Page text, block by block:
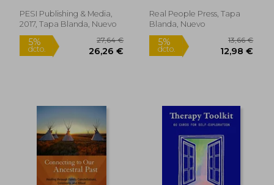
Anxiety, Depression,
Ptsd & Substance
Schwartz, Richard D.
PESI Publishing & Media,
2017, Tapa Blanda, Nuevo
Real People Press, Tapa
Blanda, Nuevo